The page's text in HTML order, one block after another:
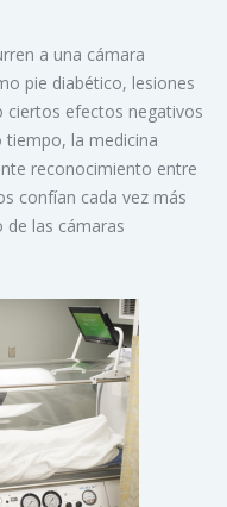
a una cámara
pie diabético, lesiones
ciertos efectos negativos
tiempo, la medicina
reconocimiento entre
confían cada vez más
de las cámaras